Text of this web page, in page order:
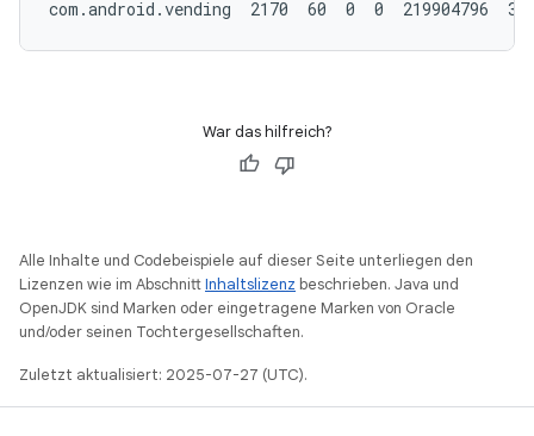
com.android.vending  2170  60  0  0  219904796
War das hilfreich?
Alle Inhalte und Codebeispiele auf dieser Seite unterliegen den
Lizenzen wie im AbschnittInhaltslizenz beschrieben. Java und
OpenJDK sind Marken oder eingetragene Marken von Oracle
und/oder seinen Tochtergesellschaften.
Zuletzt aktualisiert: 2025-07-27 (UTC).